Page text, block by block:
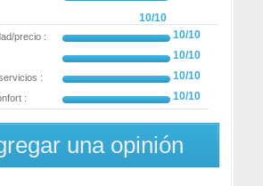
10/10
precio : 10/10
10/10
: 10/10
: 10/10
una opinión